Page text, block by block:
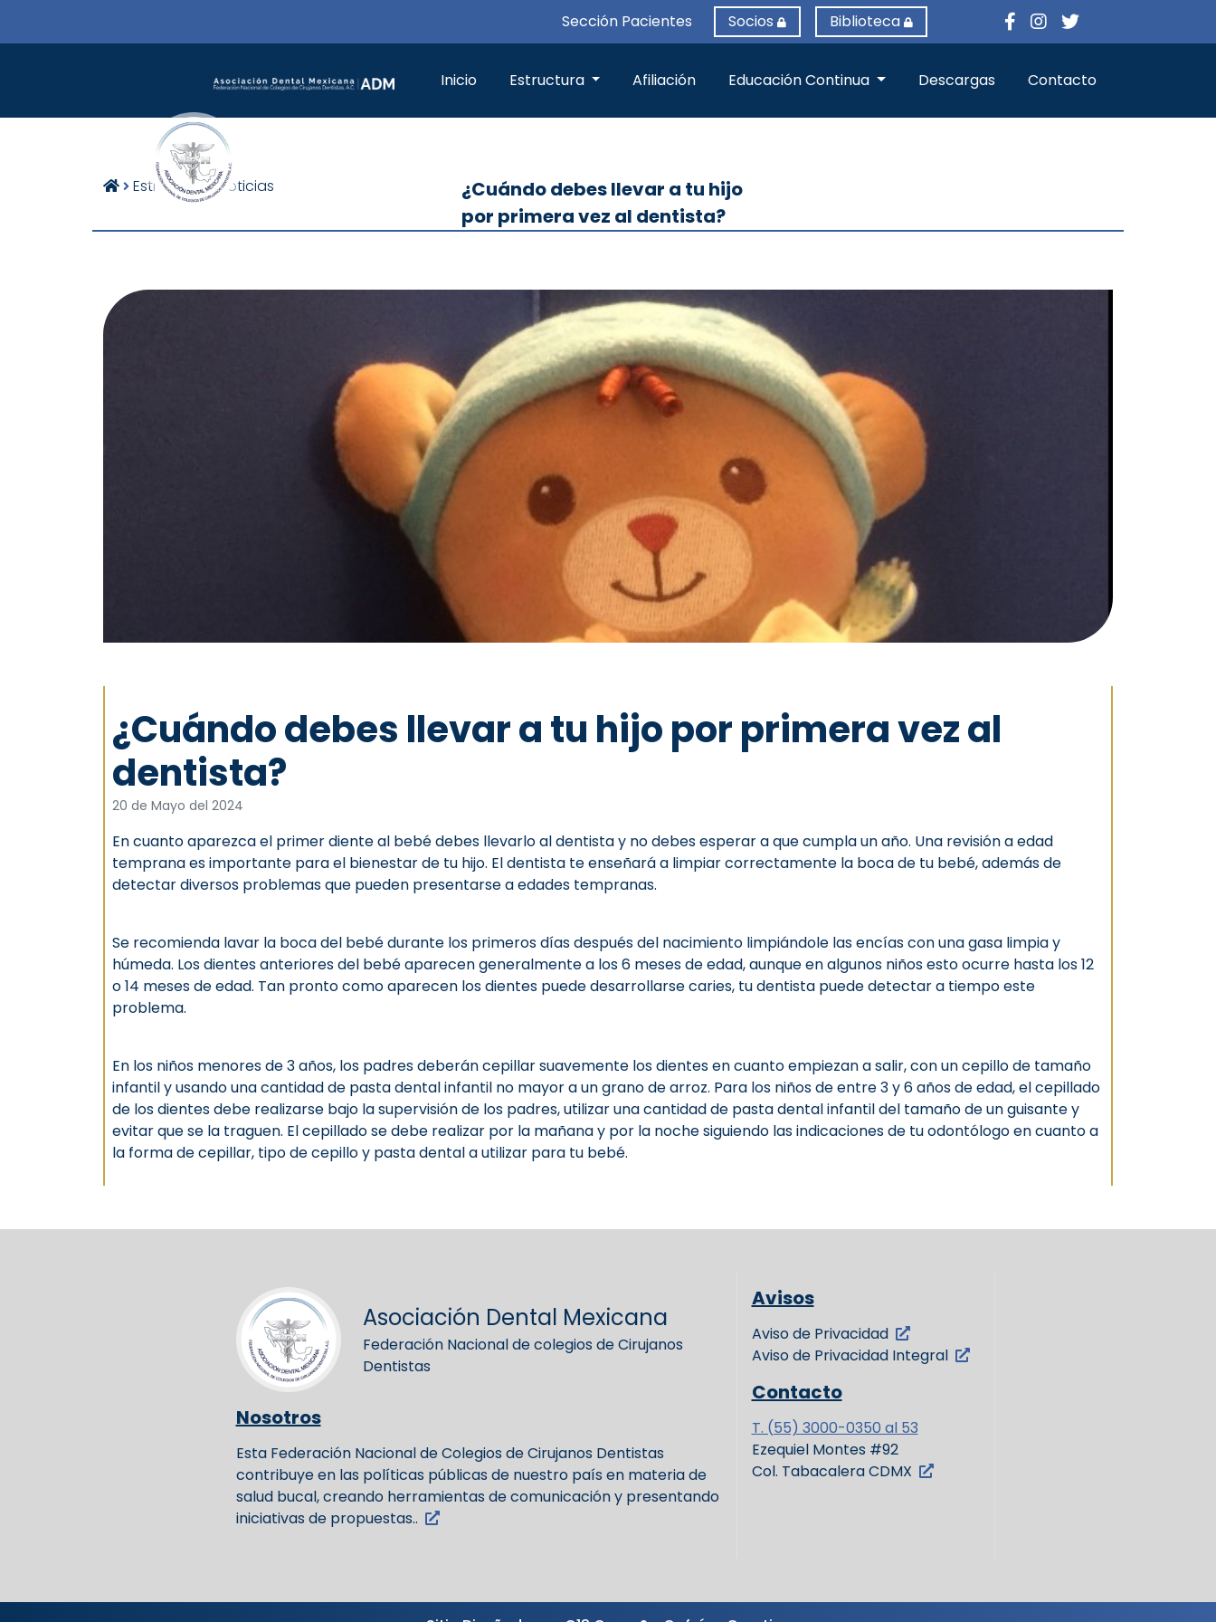
Sección Pacientes Socios Biblioteca
Inicio Estructura Afiliación Educación Continua Descargas Contacto
Estructura Noticias
¿Cuándo debes llevar a tu hijo
por primera vez al dentista?
¿Cuándo debes llevar a tu hijo por primera vez al
dentista?
20 de Mayo del 2024
En cuanto aparezca el primer diente al bebé debes llevarlo al dentista y no debes esperar a que cumpla un año. Una revisión a edad
temprana es importante para el bienestar de tu hijo. El dentista te enseñará a limpiar correctamente la boca de tu bebé, además de
detectar diversos problemas que pueden presentarse a edades tempranas.
Se recomienda lavar la boca del bebé durante los primeros días después del nacimiento limpiándole las encías con una gasa limpia y
húmeda. Los dientes anteriores del bebé aparecen generalmente a los 6 meses de edad, aunque en algunos niños esto ocurre hasta los 12
o 14 meses de edad. Tan pronto como aparecen los dientes puede desarrollarse caries, tu dentista puede detectar a tiempo este
problema.
En los niños menores de 3 años, los padres deberán cepillar suavemente los dientes en cuanto empiezan a salir, con un cepillo de tamaño
infantil y usando una cantidad de pasta dental infantil no mayor a un grano de arroz. Para los niños de entre 3 y 6 años de edad, el cepillado
de los dientes debe realizarse bajo la supervisión de los padres, utilizar una cantidad de pasta dental infantil del tamaño de un guisante y
evitar que se la traguen. El cepillado se debe realizar por la mañana y por la noche siguiendo las indicaciones de tu odontólogo en cuanto a
la forma de cepillar, tipo de cepillo y pasta dental a utilizar para tu bebé.
Asociación Dental Mexicana
Federación Nacional de colegios de Cirujanos
Dentistas
Nosotros
Esta Federación Nacional de Colegios de Cirujanos Dentistas
contribuye en las políticas públicas de nuestro país en materia de
salud bucal, creando herramientas de comunicación y presentando
iniciativas de propuestas..
Avisos
Aviso de Privacidad
Aviso de Privacidad Integral
Contacto
T. (55) 3000-0350 al 53
Ezequiel Montes #92
Col. Tabacalera CDMX